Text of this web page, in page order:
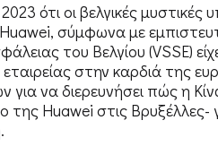
ότι οι βελγικές μυστικές
Huawei, σύμφωνα με
του Βελγίου (VSSE)
εταιρείας στην καρδιά της
να διερευνήσει πώς η
της Huawei στις